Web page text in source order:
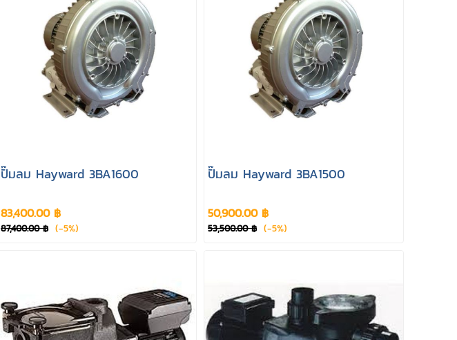
ปั๊มลม Hayward 3BA1600
83,400.00 ฿
87,400.00 ฿ (-5%)
ปั๊มลม Hayward 3BA1500
50,900.00 ฿
53,500.00 ฿ (-5%)